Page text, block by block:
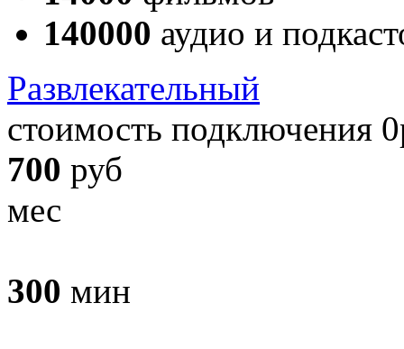
140000 аудио и
Развлекательный
стоимость подключения
700 руб
мес
300 мин